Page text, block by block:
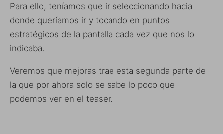
Para ello, teníamos que ir seleccionando hacia
donde queríamos ir y tocando en puntos
estratégicos de la pantalla cada vez que nos lo
indicaba.
Veremos que mejoras trae esta segunda parte de
la que por ahora solo se sabe lo poco que
podemos ver en el teaser.